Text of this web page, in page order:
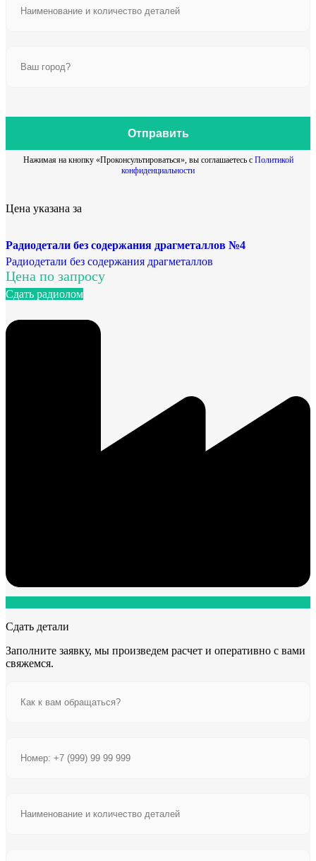
Отправить
Нажимая на кнопку «Проконсультироваться», вы соглашаетесь с Политикой
конфиденциальности
Цена указана за
Радиодетали без содержания драгметаллов №4
Радиодетали без содержания драгметаллов
Цена по запросу
Сдать радиолом
Сдать детали
Заполните заявку, мы произведем расчет и оперативно с вами
свяжемся.